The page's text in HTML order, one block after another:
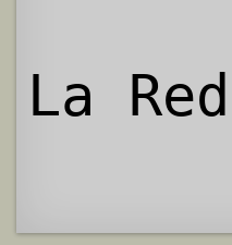
La